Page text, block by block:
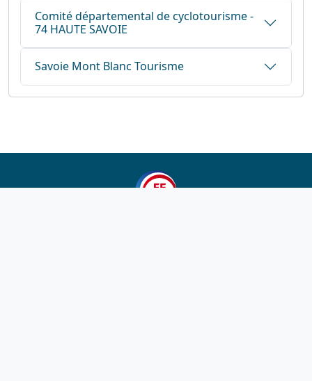
Comité départemental de cyclotourisme -
74 HAUTE SAVOIE
Savoie Mont Blanc Tourisme